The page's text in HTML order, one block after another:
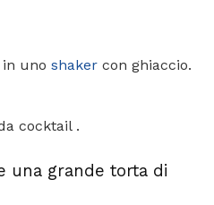
uno shaker con ghiaccio.
cocktail .
una grande torta di